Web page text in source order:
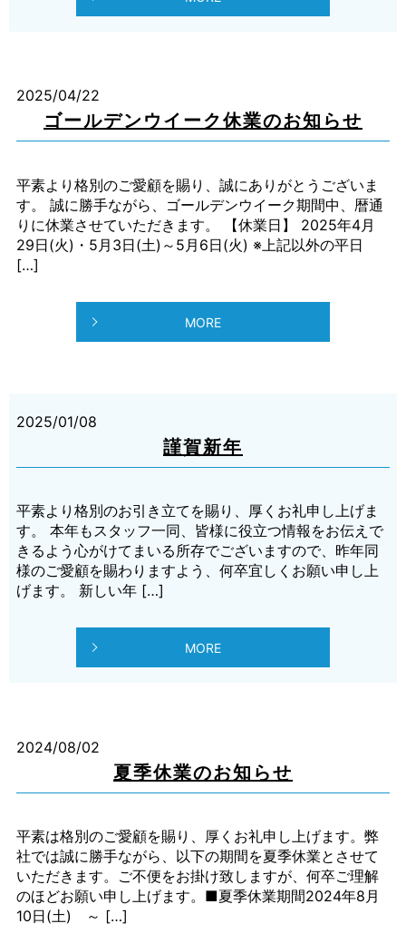
2025/04/22
ゴールデンウイーク休業のお知らせ
平素より格別のご愛顧を賜り、誠にありがとうございま
す。 誠に勝手ながら、ゴールデンウイーク期間中、暦通
りに休業させていただきます。 【休業日】 2025年4月
29日(火)・5月3日(土)～5月6日(火) ※上記以外の平日
[…]
MORE
2025/01/08
謹賀新年
平素より格別のお引き立てを賜り、厚くお礼申し上げま
す。 本年もスタッフ一同、皆様に役立つ情報をお伝えで
きるよう心がけてまいる所存でございますので、昨年同
様のご愛顧を賜わりますよう、何卒宜しくお願い申し上
げます。 新しい年 […]
MORE
2024/08/02
夏季休業のお知らせ
平素は格別のご愛顧を賜り、厚くお礼申し上げます。弊
社では誠に勝手ながら、以下の期間を夏季休業とさせて
いただきます。ご不便をお掛け致しますが、何卒ご理解
のほどお願い申し上げます。■夏季休業期間2024年8月
10日(土) ～ […]